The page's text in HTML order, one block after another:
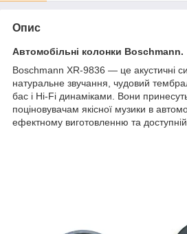
Опис
Автомобільні колонки Boschmann.
Boschmann XR-9836 — це акустичні
натуральне звучання, чудовий
бас і Hi-Fi динаміками. Вони
поціновувачам якісної музики в
ефектному виготовленню та доступній